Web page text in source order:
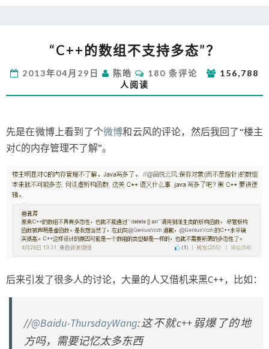
数
不
支
态”？
“C++的数组不支持多态”？
2013年04月29日 陈皓
评
论
180 条评论
156,788
人阅读
先是在微博上看到了个微博和云风的评论，然后我回了“楼主
对C的内存管理不了解”。
后来引发了很多人的讨论，大量的人又借机来黑C++，比如：
//@Baidu-ThursdayWang:这不就c++弱爆了的地
方吗，需要记忆太多东西